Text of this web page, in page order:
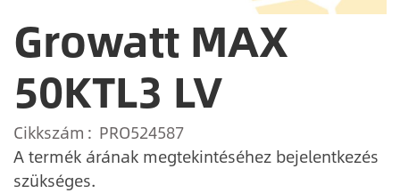
Growatt MAX
50KTL3 LV
Cikkszám
PRO524587
A termék árának megtekintéséhez bejelentkezés
szükséges.